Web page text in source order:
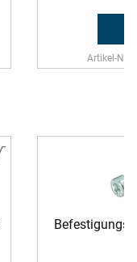
Artikel-Nr.: